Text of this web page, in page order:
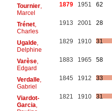
Tournier,
Marcel
1879 1951 62
Trénet,
Charles
1913 2001 28
Ugalde,
Delphine
1829 1910 31
Varèse,
Edgard
1883 1965 58
Verdalle,
Gabriel
1845 1912 33
Viardot-
Garcia
1821 1910 31